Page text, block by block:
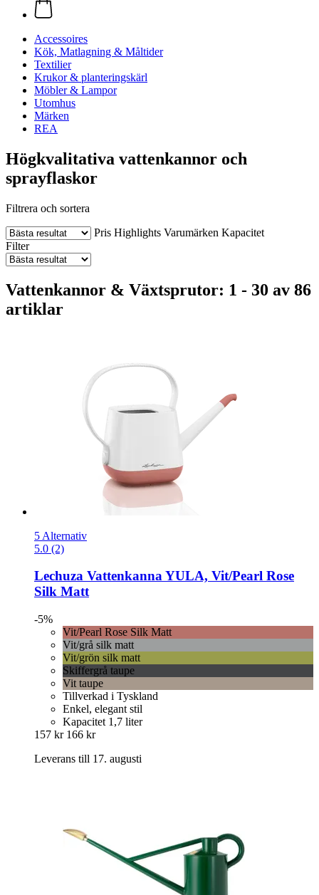
Accessoires
Kök, Matlagning & Måltider
Textilier
Krukor & planteringskärl
Möbler & Lampor
Utomhus
Märken
REA
Högkvalitativa vattenkannor och
sprayflaskor
Filtrera och sortera
Pris Highlights Varumärken Kapacitet
Filter
Vattenkannor & Växtsprutor: 1 - 30 av 86
artiklar
5 Alternativ
5.0 (2)
Lechuza Vattenkanna YULA, Vit/Pearl Rose
Silk Matt
-5%
Vit/Pearl Rose Silk Matt
Vit/grå silk matt
Vit/grön silk matt
Skiffergrå taupe
Vit taupe
Tillverkad i Tyskland
Enkel, elegant stil
Kapacitet 1,7 liter
157 kr 166 kr
Leverans till 17. augusti